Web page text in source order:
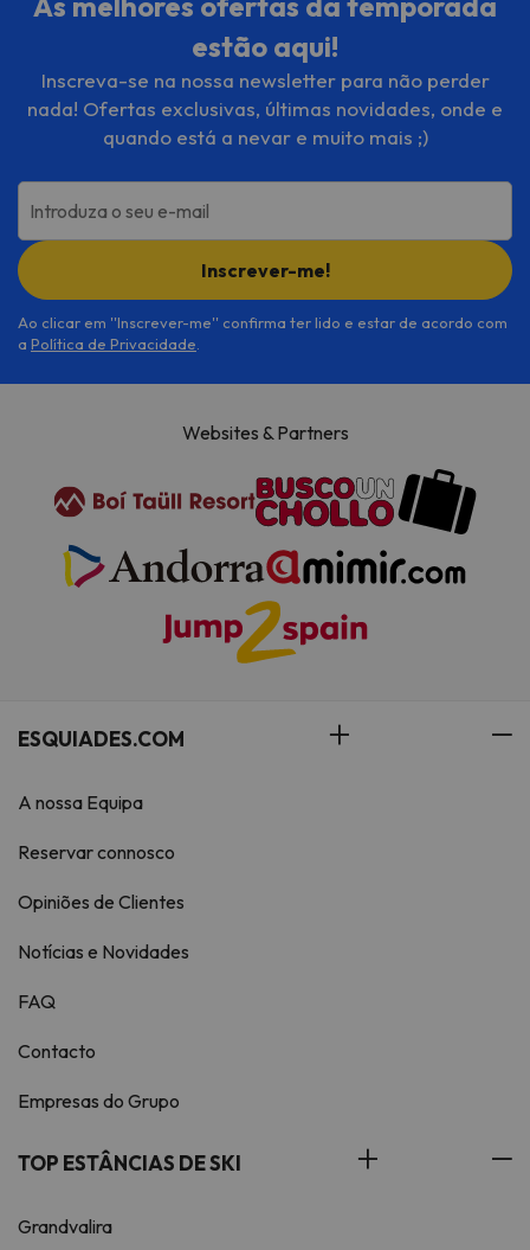
estão aqui!
Inscreva-se na nossa newsletter para não perder
nada! Ofertas exclusivas, últimas novidades, onde e
quando está a nevar e muito mais ;)
Introduza o seu e-mail
Inscrever-me!
Ao clicar em ''Inscrever-me'' confirma ter lido e estar de acordo com
a Política de Privacidade
Websites & Partners
ESQUIADES.COM
A nossa Equipa
Reservar connosco
Opiniões de Clientes
Notícias e Novidades
FAQ
Contacto
Empresas do Grupo
TOP ESTÂNCIAS DE SKI
Grandvalira